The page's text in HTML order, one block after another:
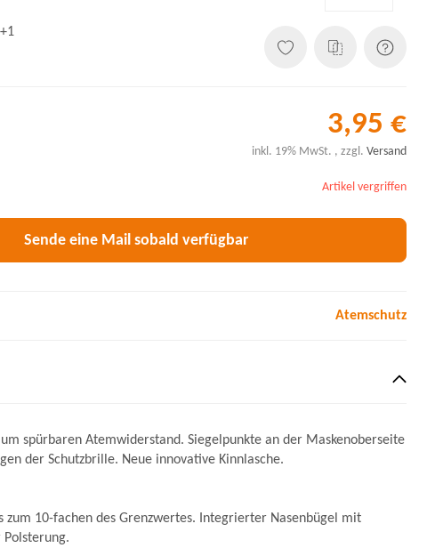
3,95 €
inkl. 19% MwSt. , zzgl. Versand
Artikel vergriffen
Sende eine Mail sobald verfügbar
Atemschutz
spürbaren Atemwiderstand. Siegelpunkte an der Maskenoberseite
der Schutzbrille. Neue innovative Kinnlasche.
zum 10-fachen des Grenzwertes. Integrierter Nasenbügel mit